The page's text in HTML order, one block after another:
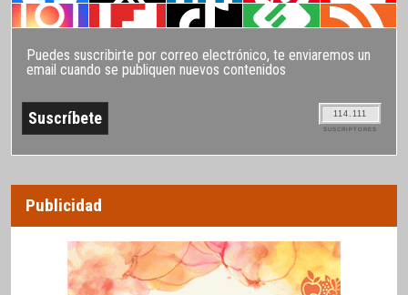
Puedes suscribirte por correo electrónico, te enviaremos un
email cuando se publiquen nuevos contenidos
114.111
SUSCRIPTORES
Publicidad